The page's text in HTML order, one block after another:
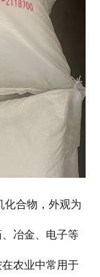
化合物，外观为
冶金、电子等
农业中常用于